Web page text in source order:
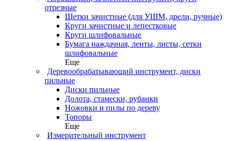
отрезные
Щетки зачистные (для УШМ, дрели, ручные)
Круги зачистные и лепестковые
Круги шлифовальные
Бумага наждачная, ленты, листы, сетки
шлифовальные
Еще
Деревообрабатывающий инструмент, диски
пильные
Диски пильные
Долота, стамески, рубанки
Ножовки и пилы по дереву
Топоры
Еще
Измерительный инструмент